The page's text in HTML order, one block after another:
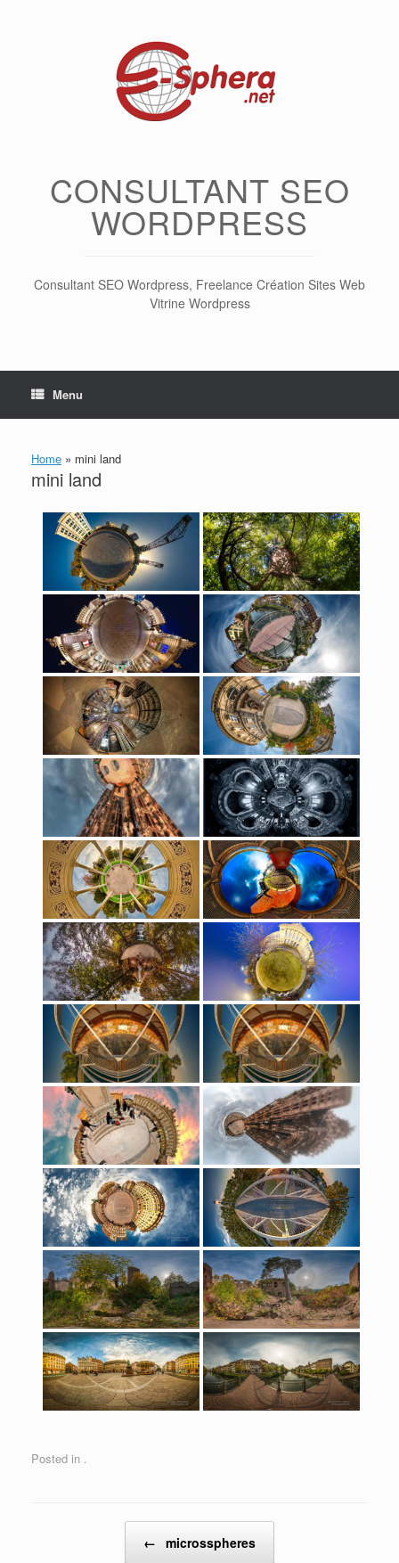
CONSULTANT SEO
WORDPRESS
Consultant SEO Wordpress, Freelance Création Sites Web
Vitrine Wordpress
Menu
Home » mini land
mini land
Posted in .
← microsspheres